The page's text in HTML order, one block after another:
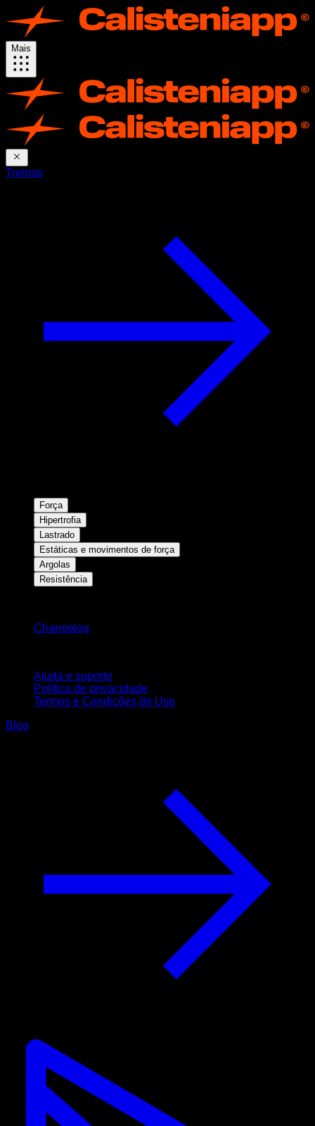
Mais
Treinos
Força
Hipertrofia
Lastrado
Estáticas e movimentos de força
Argolas
Resistência
Changelog
Ajuda e suporte
Política de privacidade
Termos e Condições de Uso
Blog